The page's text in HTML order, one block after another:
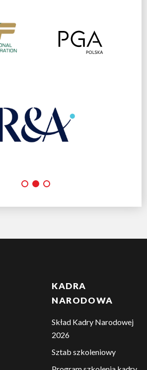
KADRA
NARODOWA
Skład Kadry Narodowej
2026
Sztab szkoleniowy